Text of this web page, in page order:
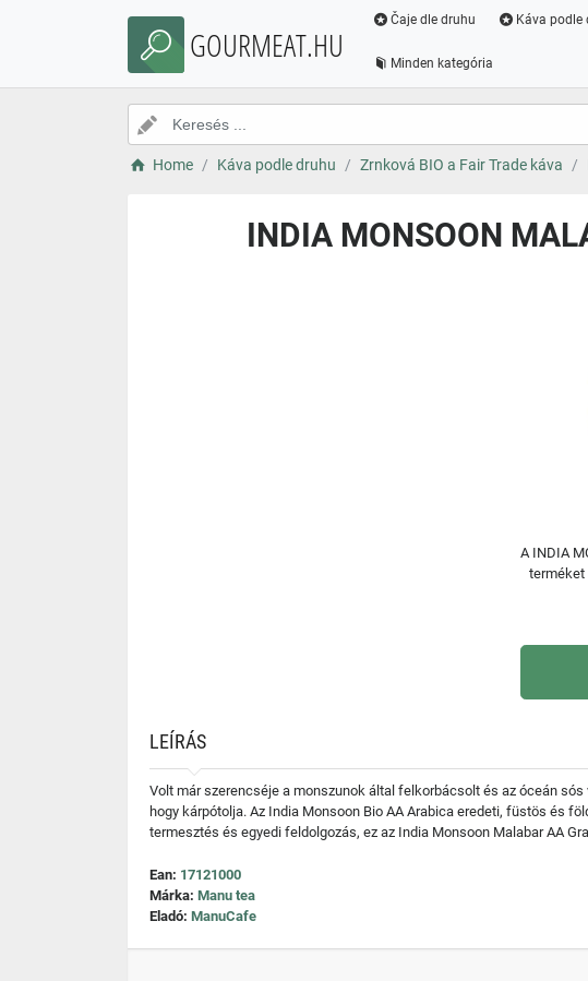
GOURMEAT.HU
Čaje dle druhu Káva podle
Minden kategória
Home Káva podle druhu Zrnková BIO a Fair Trade káva
INDIA MONSOON
A INDIA
terméket
LEÍRÁS
Volt már szerencséje a monszunok által felkorbácsolt és az óceán
hogy kárpótolja. Az India Monsoon Bio AA Arabica eredeti, füstös és
termesztés és egyedi feldolgozás, ez az India Monsoon Malabar AA
Ean: 17121000
Márka: Manu tea
Eladó: ManuCafe